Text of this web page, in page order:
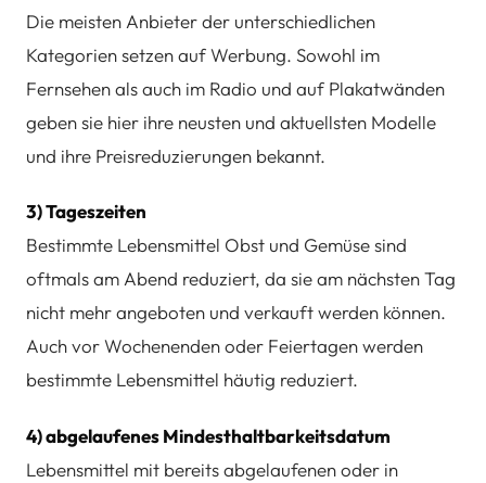
Die meisten Anbieter der unterschiedlichen
Kategorien setzen auf Werbung. Sowohl im
Fernsehen als auch im Radio und auf Plakatwänden
geben sie hier ihre neusten und aktuellsten Modelle
und ihre Preisreduzierungen bekannt.
3) Tageszeiten
Bestimmte Lebensmittel Obst und Gemüse sind
oftmals am Abend reduziert, da sie am nächsten Tag
nicht mehr angeboten und verkauft werden können.
Auch vor Wochenenden oder Feiertagen werden
bestimmte Lebensmittel häutig reduziert.
4) abgelaufenes Mindesthaltbarkeitsdatum
Lebensmittel mit bereits abgelaufenen oder in